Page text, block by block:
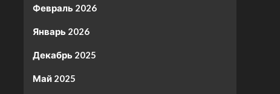
Февраль 2026
Январь 2026
Декабрь 2025
Май 2025